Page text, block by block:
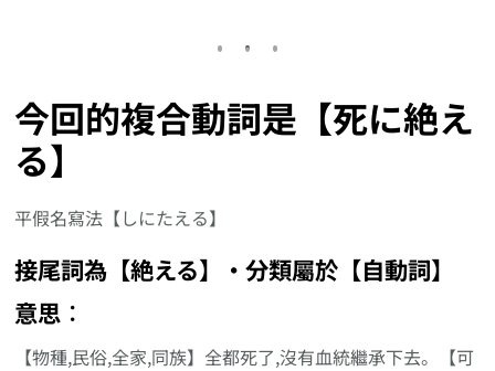
今回的複合動詞是【死に絶え
る】
平假名寫法【しにたえる】
接尾詞為【絶える】‧分類屬於【自動詞】
意思︰
【物種,民俗,全家,同族】全都死了,沒有血統繼承下去。【可